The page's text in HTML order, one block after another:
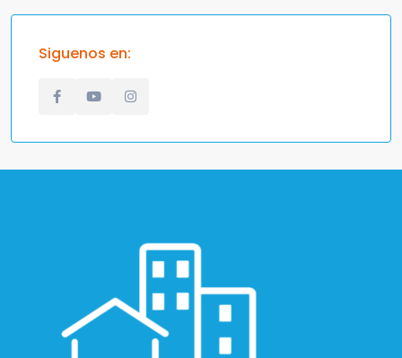
Siguenos en: